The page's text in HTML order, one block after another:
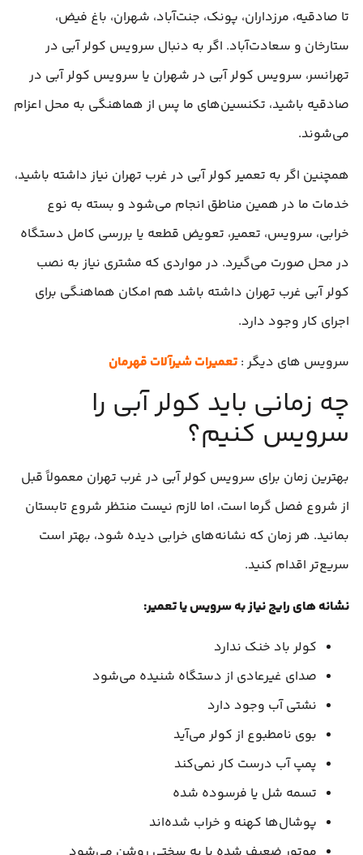
تا صادقیه، مرزداران، پونک، جنت‌آباد، شهران، باغ فیض،
ستارخان و سعادت‌آباد. اگر به دنبال سرویس کولر آبی در
تهرانسر، سرویس کولر آبی در شهران یا سرویس کولر آبی در
صادقیه باشید، تکنسین‌های ما پس از هماهنگی به محل اعزام
می‌شوند.
همچنین اگر به تعمیر کولر آبی در غرب تهران نیاز داشته باشید،
خدمات ما در همین مناطق انجام می‌شود و بسته به نوع
خرابی، سرویس، تعمیر، تعویض قطعه یا بررسی کامل دستگاه
در محل صورت می‌گیرد. در مواردی که مشتری نیاز به نصب
کولر آبی غرب تهران داشته باشد هم امکان هماهنگی برای
اجرای کار وجود دارد.
سرویس های دیگر : تعمیرات شیرآلات قهرمان
چه زمانی باید کولر آبی را
سرویس کنیم؟
بهترین زمان برای سرویس کولر آبی در غرب تهران معمولاً قبل
از شروع فصل گرما است، اما لازم نیست منتظر شروع تابستان
بمانید. هر زمان که نشانه‌های خرابی دیده شود، بهتر است
سریع‌تر اقدام کنید.
نشانه‌ های رایج نیاز به سرویس یا تعمیر:
کولر باد خنک ندارد
صدای غیرعادی از دستگاه شنیده می‌شود
نشتی آب وجود دارد
بوی نامطبوع از کولر می‌آید
پمپ آب درست کار نمی‌کند
تسمه شل یا فرسوده شده
پوشال‌ها کهنه و خراب شده‌اند